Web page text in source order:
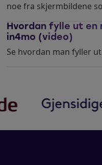
noe fra skjermbildene
Hvordan fylle ut
in4mo (video)
Se hvordan man fyller